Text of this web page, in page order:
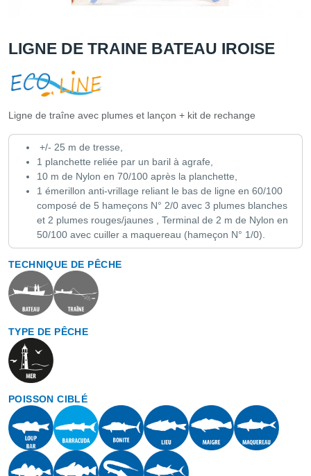
LIGNE DE TRAINE BATEAU IROISE
Ligne de traîne avec plumes et lançon + kit de rechange
+/- 25 m de tresse,
1 planchette reliée par un baril à agrafe,
10 m de Nylon en 70/100 après la planchette,
1 émerillon anti-vrillage reliant le bas de ligne en 60/100
composé de 5 hameçons N° 2/0 avec 3 plumes blanches
et 2 plumes rouges/jaunes , Terminal de 2 m de Nylon en
50/100 avec cuiller a maquereau (hameçon N° 1/0).
TECHNIQUE DE PÊCHE
TYPE DE PÊCHE
POISSON CIBLÉ